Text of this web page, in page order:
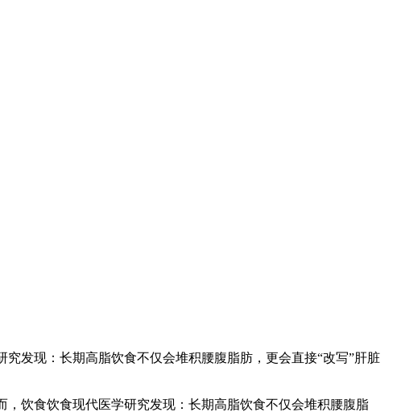
发现：长期高脂饮食不仅会堆积腰腹脂肪，更会直接“改写”肝脏
饮食饮食现代医学研究发现：长期高脂饮食不仅会堆积腰腹脂